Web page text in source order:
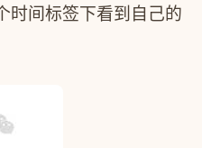
时间标签下看到自己的